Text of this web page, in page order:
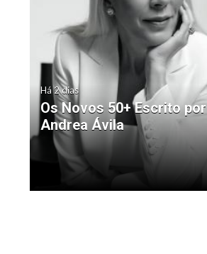
Há 2 dias
Os Novos 50+ Escrito por
Andrea Ávila